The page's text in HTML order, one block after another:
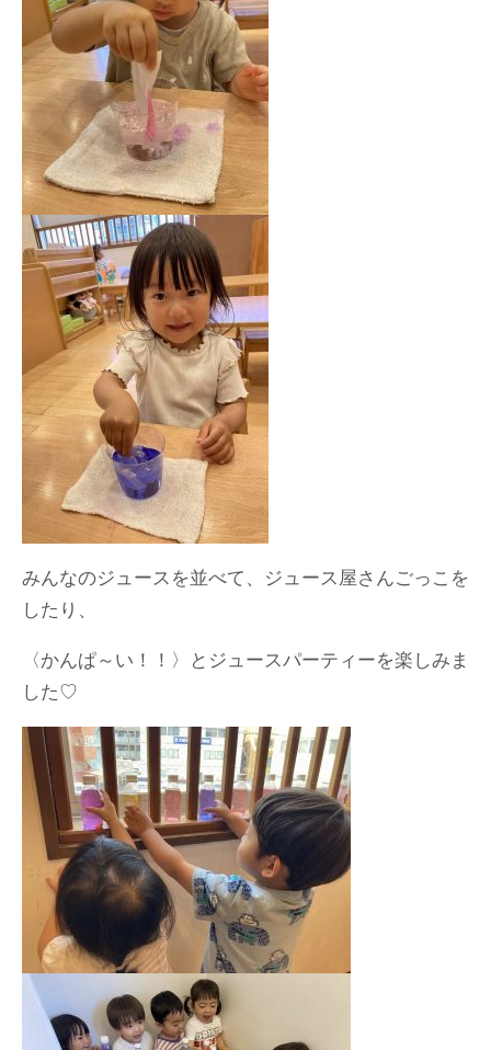
みんなのジュースを並べて、ジュース屋さんごっこを
したり、
〈かんぱ～い！！〉とジュースパーティーを楽しみま
した♡